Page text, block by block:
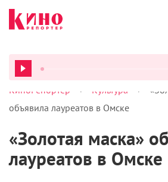
ВСЕ ПОДКАСТЫ
КиноРепортер > Культура >
объявила лауреатов в Омске
«Золотая маска»
лауреатов в Омске